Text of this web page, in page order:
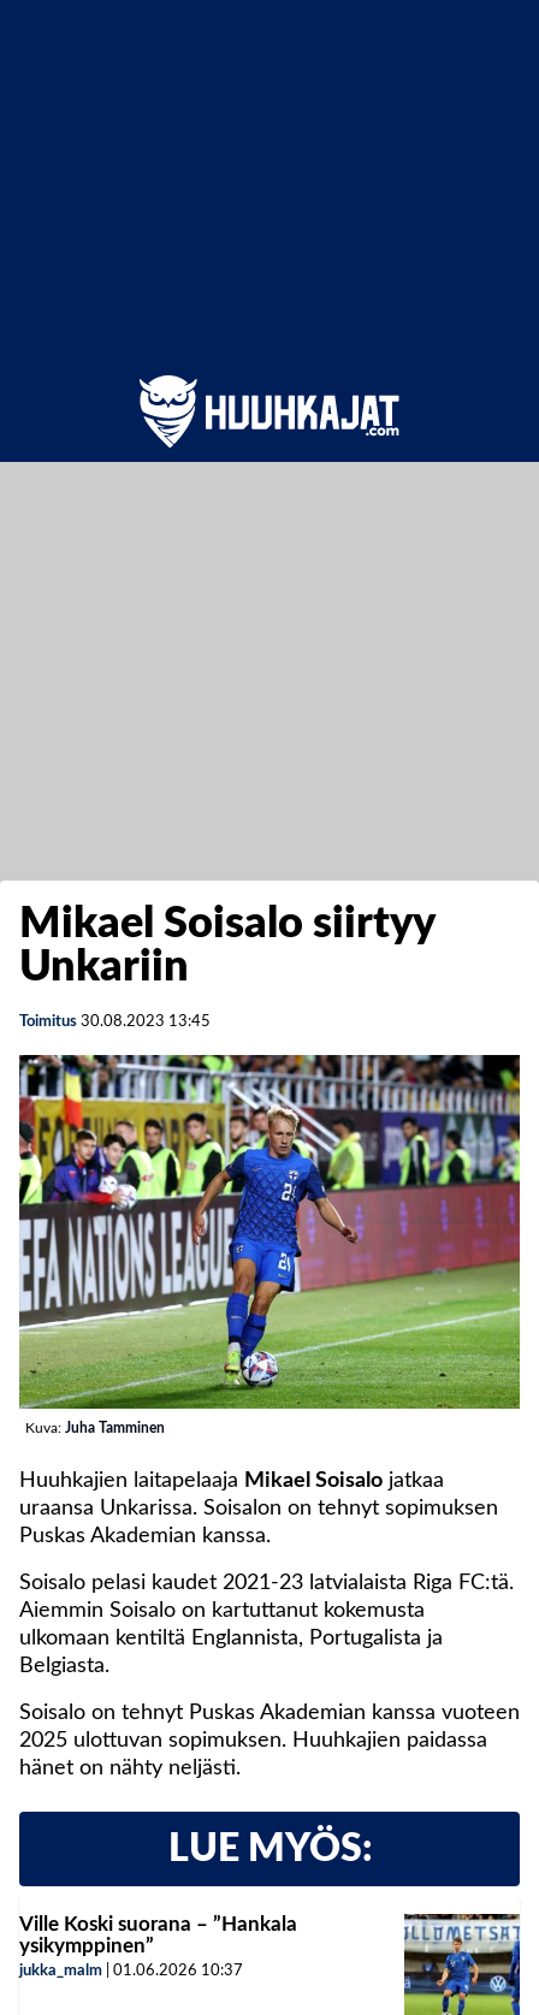
Mikael Soisalo siirtyy
Unkariin
Toimitus 30.08.2023 13:45
Kuva: Juha Tamminen
Huuhkajien laitapelaaja Mikael Soisalo jatkaa
uraansa Unkarissa. Soisalon on tehnyt sopimuksen
Puskas Akademian kanssa.
Soisalo pelasi kaudet 2021-23 latvialaista Riga FC:tä.
Aiemmin Soisalo on kartuttanut kokemusta
ulkomaan kentiltä Englannista, Portugalista ja
Belgiasta.
Soisalo on tehnyt Puskas Akademian kanssa vuoteen
2025 ulottuvan sopimuksen. Huuhkajien paidassa
hänet on nähty neljästi.
LUE MYÖS:
Ville Koski suorana – ”Hankala
ysikymppinen”
jukka_malm 01.06.2026 10:37